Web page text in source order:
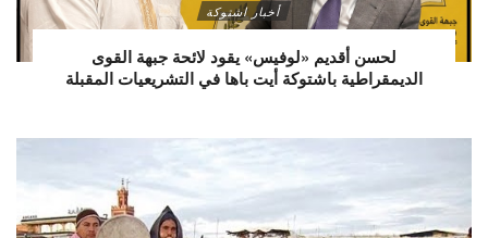
أخبار اشتوكة
لحسن أقديم «لوفيس» يقود لائحة جبهة القوى
الديمقراطية باشتوكة أيت باها في التشريعيات المقبلة